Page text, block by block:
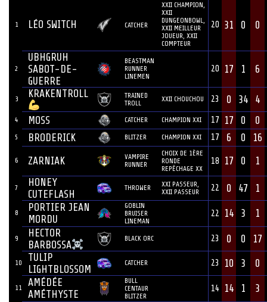
1 LÉO SWITCH CATCHER
XXII CHAMPION,
XXII
DUNGEONBOWL,
XXII MEILLEUR
JOUEUR, XXII
COMPTEUR
20 31 0 0
2
UBHGRUH
SABOT-DE-
GUERRE
BEASTMAN
RUNNER
LINEMEN
20 17 1 6
3 KRAKENTROLL
TRAINED
TROLL
XXII CHOUCHOU 23 0 34 4
4 MOSS CATCHER CHAMPION XXI 17 17 0 0
5 BRODERICK BLITZER CHAMPION XXI 17 6 0 16
6 ZARNIAK
VAMPIRE
RUNNER
CHOIX DE 1ÈRE
RONDE
REPÊCHAGE XX
18 17 0 1
7
HONEY
CUTEFLASH
THROWER
XXI PASSEUR,
XXII PASSEUR
22 0 47 1
8
PORTIER JEAN
MORDU
GOBLIN
BRUISER
LINEMAN
22 14 3 1
9
HECTOR
BARBOSSA
BLACK ORC 23 0 0 17
10
TULIP
LIGHTBLOSSOM
CATCHER 23 10 3 0
11
AMÉDÉE
AMÉTHYSTE
BULL
CENTAUR
BLITZER
14 14 1 3